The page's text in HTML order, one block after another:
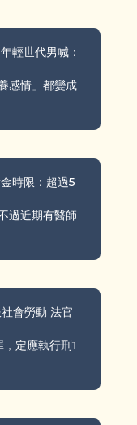
輕世代男喊：
感情」都變成
時限：超過5
過近期有醫師
會勞動 法官
定應執行刑1